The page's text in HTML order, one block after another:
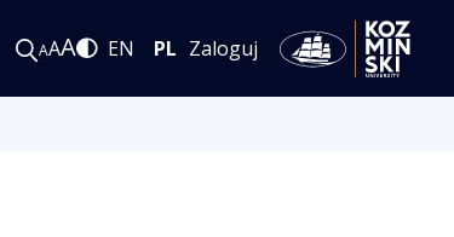
AAA EN PL Zaloguj